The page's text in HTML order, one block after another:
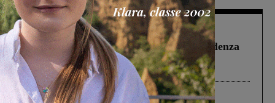
Figline Incisa Valdarno 1 Agosto 2026
Piscina di Figline finanziata oltre la scadenza
Pnrr, il gruppo di Fratelli d’Italia: “Un
ringraziamento al Governo”
Cronaca 4 Agosto 2026